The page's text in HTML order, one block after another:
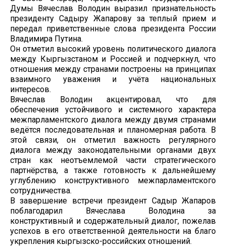
Думы Вячеслав Володин выразил признательность
президенту Садыру Жапарову за теплый прием и
передал приветственные слова президента России
Владимира Путина.
Он отметил высокий уровень политического диалога
между Кыргызстаном и Россией и подчеркнул, что
отношения между странами построены на принципах
взаимного уважения и учёта национальных
интересов.
Вячеслав Володин акцентировал, что для
обеспечения устойчивого и системного характера
межпарламентского диалога между двумя странами
ведётся последовательная и планомерная работа. В
этой связи, он отметил важность регулярного
диалога между законодательными органами двух
стран как неотъемлемой части стратегического
партнёрства, а также готовность к дальнейшему
углублению конструктивного межпарламентского
сотрудничества.
В завершение встречи президент Садыр Жапаров
поблагодарил Вячеслава Володина за
конструктивный и содержательный диалог, пожелав
успехов в его ответственной деятельности на благо
укрепления кыргызско-российских отношений.